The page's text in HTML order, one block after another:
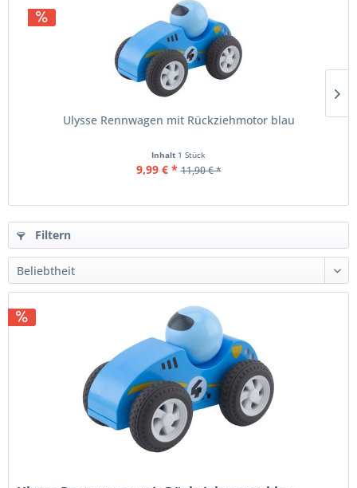
Ulysse Rennwagen mit Rückziehmotor blau
Inhalt 1 Stück
9,99 € * 11,90 € *
Filtern